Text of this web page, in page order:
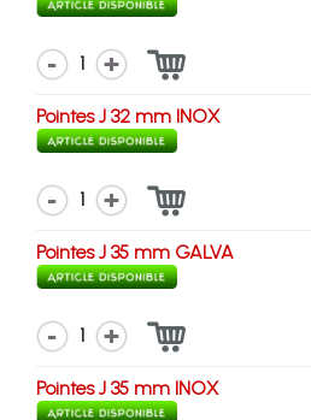
1
Pointes J 32 mm INOX
1
Pointes J 35 mm GALVA
1
Pointes J 35 mm INOX